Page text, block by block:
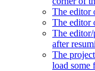
The editor
The editor
The editor/
after
The
load some